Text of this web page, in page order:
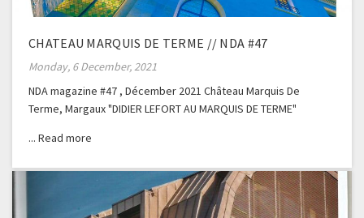
CHATEAU MARQUIS DE TERME // NDA #47
Monday, 6 December, 2021
NDA magazine #47 , Décember 2021 Château Marquis De
Terme, Margaux "DIDIER LEFORT AU MARQUIS DE TERME"